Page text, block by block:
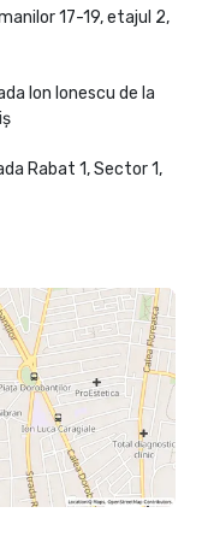
17-19, etajul 2,
Ion Ionescu de la
Rabat 1, Sector 1,